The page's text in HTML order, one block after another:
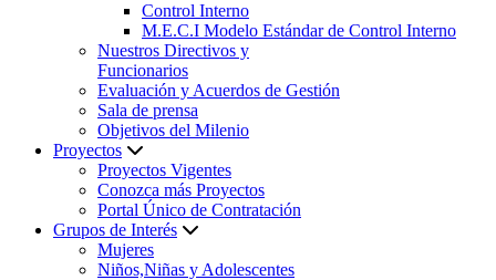
Control Interno
M.E.C.I Modelo Estándar de Control Interno
Nuestros Directivos y
Funcionarios
Evaluación y Acuerdos de Gestión
Sala de prensa
Objetivos del Milenio
Proyectos
Proyectos Vigentes
Conozca más Proyectos
Portal Único de Contratación
Grupos de Interés
Mujeres
Niños,Niñas y Adolescentes